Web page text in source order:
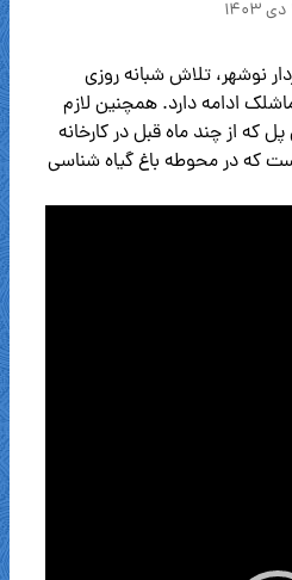
نوشهر، تلاش شبانه روزی
ادامه دارد. همچنین لازم
که از چند ماه قبل در کارخانه
که در محوطه باغ گیاه شناسی